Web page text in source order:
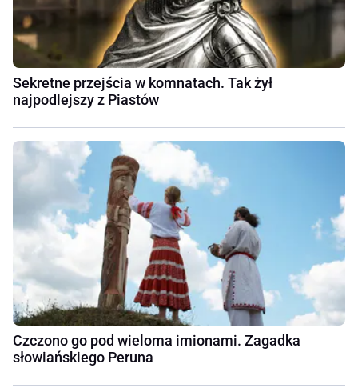
Sekretne przejścia w komnatach. Tak żył
najpodlejszy z Piastów
Czczono go pod wieloma imionami. Zagadka
słowiańskiego Peruna